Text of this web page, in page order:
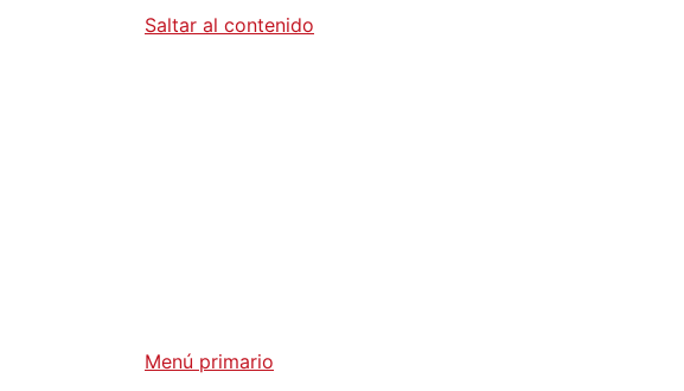
Saltar al contenido
Menú primario